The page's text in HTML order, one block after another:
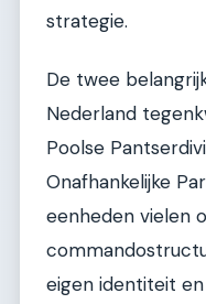
strategie.
De twee
Nederland
Poolse
Onafhankelijke
eenheden vielen
eigen identiteit